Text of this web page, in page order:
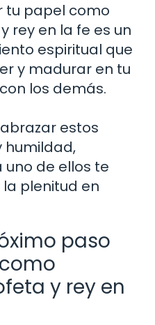
tu papel como
rey en la fe es un
espiritual que
y madurar en tu
los demás.
estos
humildad,
de ellos te
plenitud en
paso
y rey en